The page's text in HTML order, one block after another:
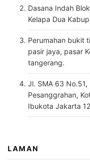
Dasana Indah
Kelapa Dua
Perumahan bukit
pasir jaya, pasar
tangerang.
Jl. SMA 63 No.51,
Pesanggrahan,
Ibukota Jakarta
LAMAN